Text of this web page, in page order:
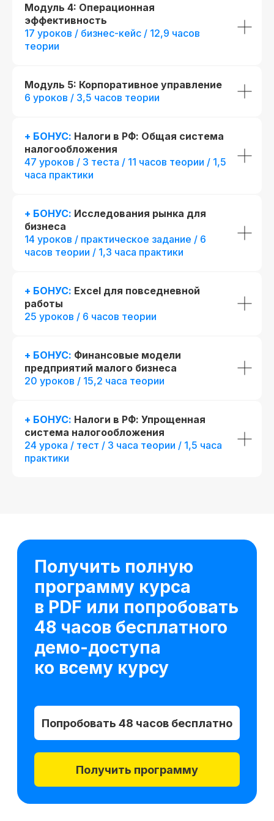
Модуль 4: Операционная
эффективность
17 уроков / бизнес-кейс / 12,9 часов
теории
Модуль 5: Корпоративное управление
6 уроков / 3,5 часов теории
+ БОНУС: Налоги в РФ: Общая система
налогообложения
47 уроков / 3 теста / 11 часов теории / 1,5
часа практики
+ БОНУС: Исследования рынка для
бизнеса
14 уроков / практическое задание / 6
часов теории / 1,3 часа практики
+ БОНУС: Excel для повседневной
работы
25 уроков / 6 часов теории
+ БОНУС: Финансовые модели
предприятий малого бизнеса
20 уроков / 15,2 часа теории
+ БОНУС: Налоги в РФ: Упрощенная
система налогообложения
24 урока / тест / 3 часа теории / 1,5 часа
практики
Лицензия на осуществление
образовательной деятельности
При дополнительной
регистрации
Проверить